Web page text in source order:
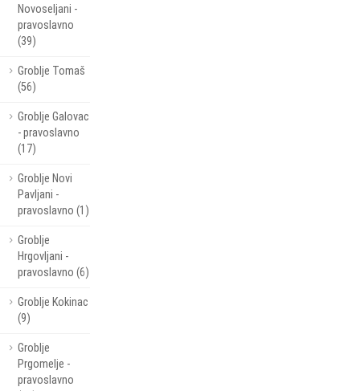
Novoseljani -
pravoslavno
(39)
Groblje Tomaš
(56)
Groblje Galovac
- pravoslavno
(17)
Groblje Novi
Pavljani -
pravoslavno (1)
Groblje
Hrgovljani -
pravoslavno (6)
Groblje Kokinac
(9)
Groblje
Prgomelje -
pravoslavno